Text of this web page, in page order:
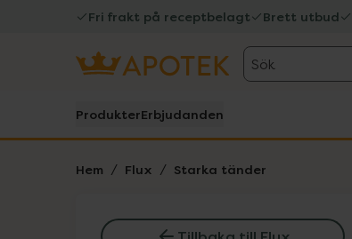
Fri frakt på receptbelagt Brett utbud
Sök
ProdukterErbjudanden
Hem Flux Starka tänder